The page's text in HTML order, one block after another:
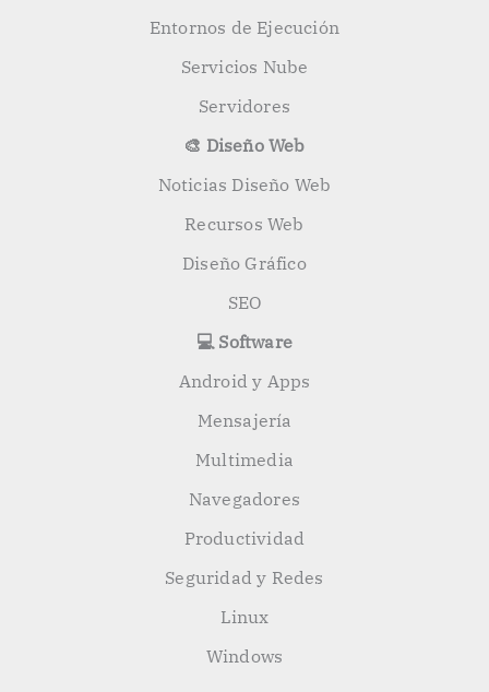
Entornos de Ejecución
Servicios Nube
Servidores
🎨 Diseño Web
Noticias Diseño Web
Recursos Web
Diseño Gráfico
SEO
💻 Software
Android y Apps
Mensajería
Multimedia
Navegadores
Productividad
Seguridad y Redes
Linux
Windows